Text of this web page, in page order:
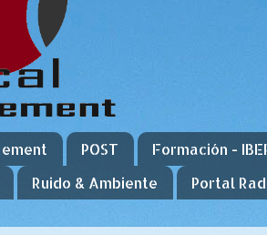
POST Formación -
Ruido & Ambiente Portal